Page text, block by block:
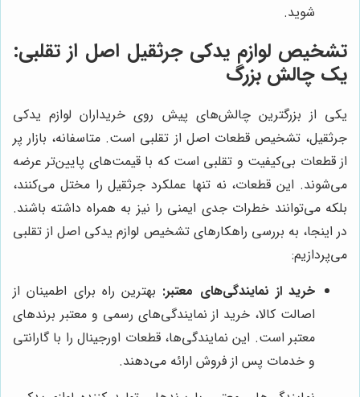
شوید.
تشخیص لوازم یدکی جرثقیل اصل از تقلبی:
یک چالش بزرگ
یکی از بزرگترین چالش‌های پیش روی خریداران لوازم یدکی
جرثقیل، تشخیص قطعات اصل از تقلبی است. متاسفانه، بازار پر
از قطعات بی‌کیفیت و تقلبی است که با قیمت‌های پایین‌تر عرضه
می‌شوند. این قطعات، نه تنها عملکرد جرثقیل را مختل می‌کنند،
بلکه می‌توانند خطرات جدی ایمنی را نیز به همراه داشته باشند.
در اینجا، به بررسی راهکارهای تشخیص لوازم یدکی اصل از تقلبی
می‌پردازیم:
خرید از نمایندگی‌های معتبر: بهترین راه برای اطمینان از
اصالت کالا، خرید از نمایندگی‌های رسمی و معتبر برندهای
معتبر است. این نمایندگی‌ها، قطعات اورجینال را با گارانتی
و خدمات پس از فروش ارائه می‌دهند.